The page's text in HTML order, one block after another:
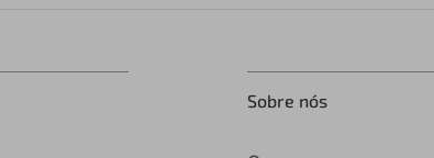
Sobre nós